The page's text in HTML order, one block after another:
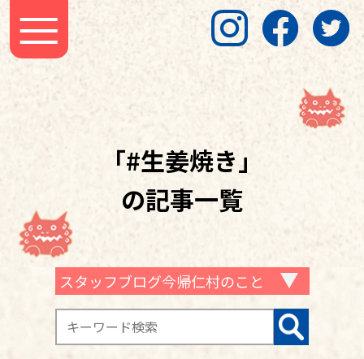
「#生姜焼き」
の記事一覧
スタッフブログ今帰仁村のこと